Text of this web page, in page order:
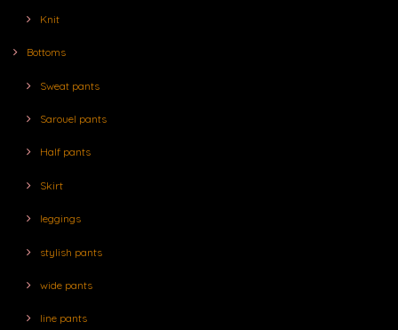
Knit
Bottoms
Sweat pants
Sarouel pants
Half pants
Skirt
leggings
stylish pants
wide pants
line pants